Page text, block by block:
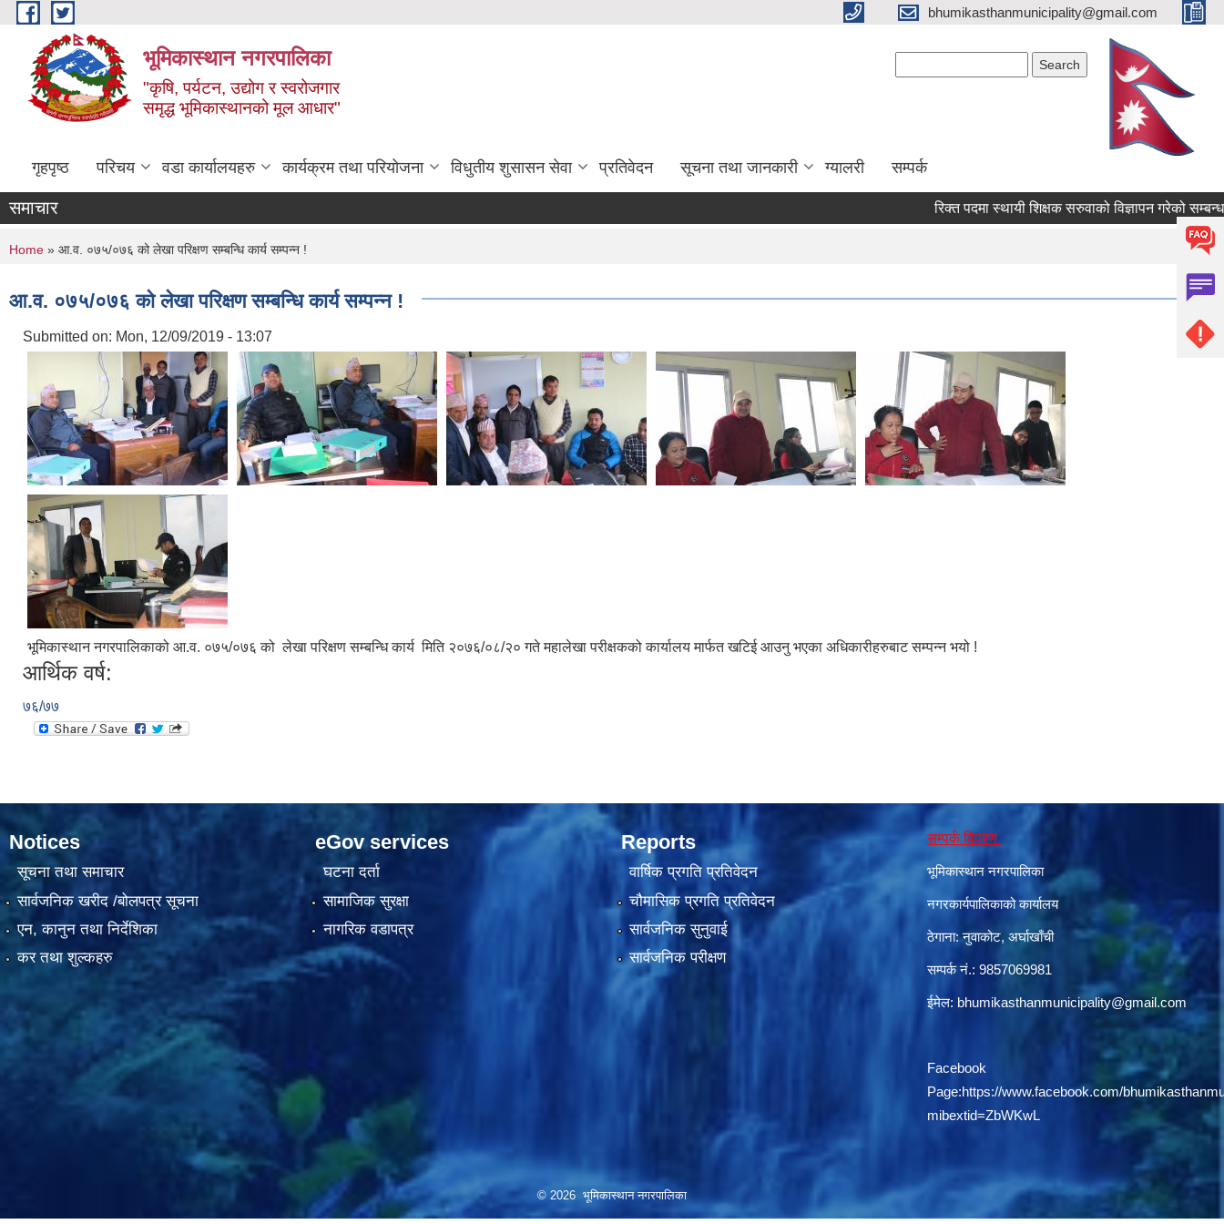
Skip to main content bhumikasthanmunicipality@gmail.com
भूमिकास्थान नगरपालिका
"कृषि, पर्यटन, उद्योग र स्वरोजगार
समृद्ध भूमिकास्थानको मूल आधार"
गृहपृष्ठ परिचय वडा कार्यालयहरु कार्यक्रम तथा परियोजना विधुतीय शुसासन सेवा प्रतिवेदन सूचना तथा जानकारी ग्यालरी सम्पर्क
समाचार रिक्त पदमा स्थायी शिक्षक सरुवाको विज्ञापन गरेको सम्बन्धमा ।
You are here
Home » आ.व. ०७५/०७६ को लेखा परिक्षण सम्बन्धि कार्य सम्पन्न !
आ.व. ०७५/०७६ को लेखा परिक्षण सम्बन्धि कार्य सम्पन्न !
Submitted on: Mon, 12/09/2019 - 13:07
भूमिकास्थान नगरपालिकाको आ.व. ०७५/०७६ को लेखा परिक्षण सम्बन्धि कार्य मिति २०७६/०८/२० गते महालेखा परीक्षकको कार्यालय मार्फत खटिई आउनु भएका अधिकारीहरुबाट सम्पन्न भयो !
आर्थिक वर्ष:
७६/७७
Notices
सूचना तथा समाचार
सार्वजनिक खरीद /बोलपत्र सूचना
एन, कानुन तथा निर्देशिका
कर तथा शुल्कहरु
eGov services
घटना दर्ता
सामाजिक सुरक्षा
नागरिक वडापत्र
Reports
वार्षिक प्रगति प्रतिवेदन
चौमासिक प्रगति प्रतिवेदन
सार्वजनिक सुनुवाई
सार्वजनिक परीक्षण
सम्पर्क विवरण
भूमिकास्थान नगरपालिका
नगरकार्यपालिकाको कार्यालय
ठेगाना: नुवाकोट, अर्घाखाँची
सम्पर्क नं.: 9857069981
ईमेल: bhumikasthanmunicipality@gmail.com
Facebook
Page:https://www.facebook.com/
mibextid=ZbWKwL
© 2026 भूमिकास्थान नगरपालिका